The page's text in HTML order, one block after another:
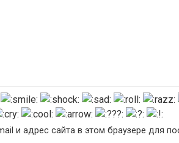
и адрес сайта в этом браузере для